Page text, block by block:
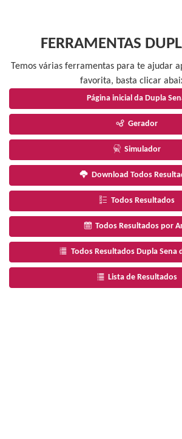
FERRAMENTAS
Temos várias ferramentas para te ajudar
favorita, basta clicar
Página inicial da Dupla
Gerador
Simulador
Download Todos
Todos Resultados
Todos Resultados por
Todos Resultados Dupla Sena
Lista de Resultados